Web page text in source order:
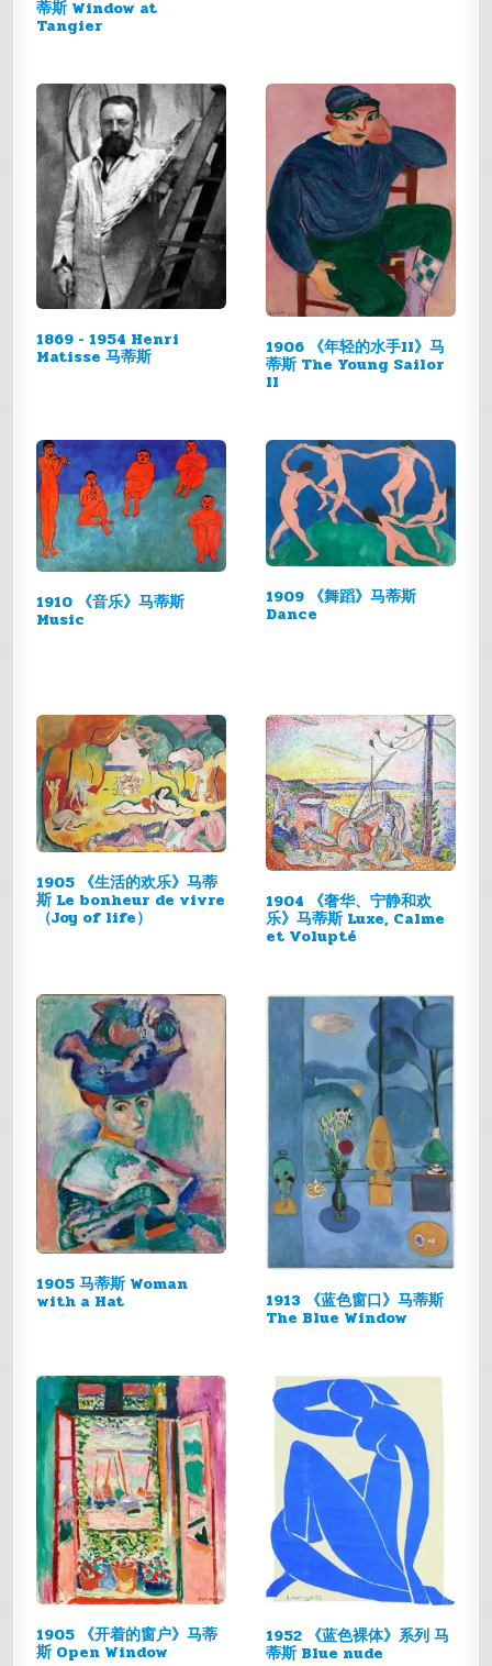
蒂斯 Window at
Tangier
1869 - 1954 Henri
Matisse 马蒂斯 1906 《年轻的水手II》马
蒂斯 The Young Sailor
II
1910 《音乐》马蒂斯
Music
1909 《舞蹈》马蒂斯
Dance
1905 《生活的欢乐》马蒂
斯 Le bonheur de vivre
（Joy of life）
1904 《奢华、宁静和欢
乐》马蒂斯 Luxe, Calme
et Volupté
1905 马蒂斯 Woman
with a Hat 1913 《蓝色窗口》马蒂斯
The Blue Window
1905 《开着的窗户》马蒂
斯 Open Window
1952 《蓝色裸体》系列 马
蒂斯 Blue nude